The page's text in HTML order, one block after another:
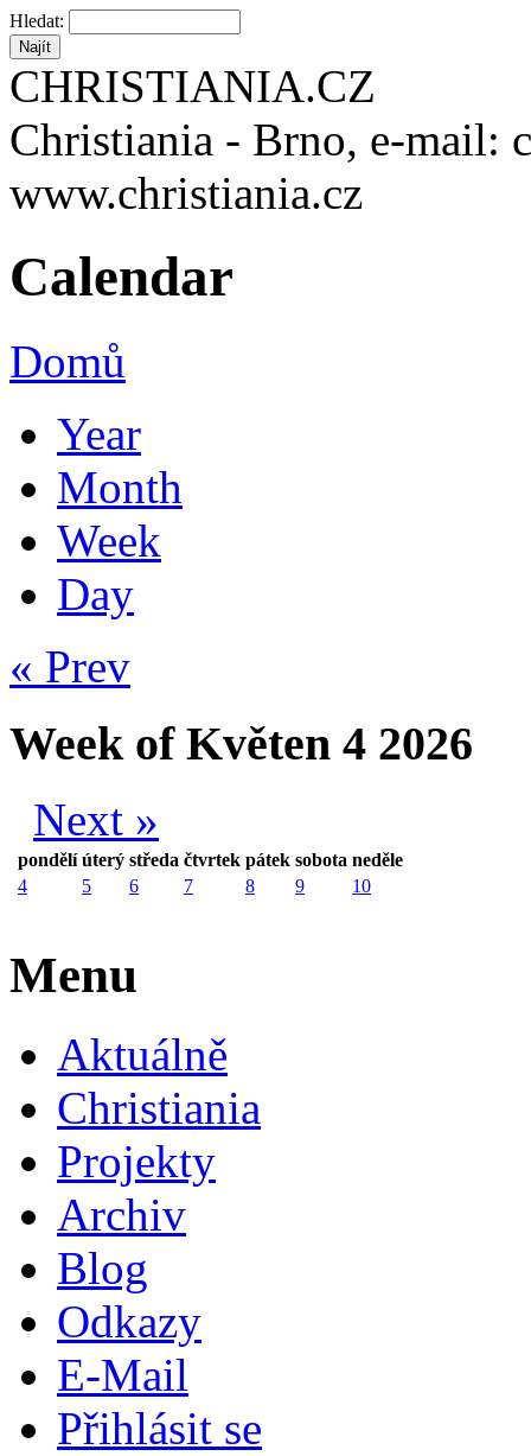
Hledat:
CHRISTIANIA.CZ
Christiania - Brno, e-mail:
www.christiania.cz
Calendar
Domů
Year
Month
Week
Day
« Prev
Week of Květen 4 2026
Next »
pondělí úterý středa čtvrtek pátek sobota neděle
4
5 6 7 8 9 10
Menu
Aktuálně
Christiania
Projekty
Archiv
Blog
Odkazy
E-Mail
Přihlásit se